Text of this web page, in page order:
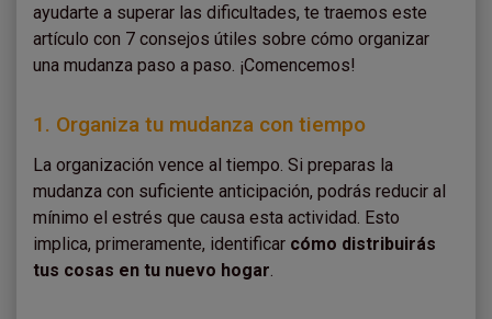
ayudarte a superar las dificultades, te traemos este
artículo con 7 consejos útiles sobre cómo organizar
una mudanza paso a paso. ¡Comencemos!
1. Organiza tu mudanza con tiempo
La organización vence al tiempo. Si preparas la
mudanza con suficiente anticipación, podrás reducir al
mínimo el estrés que causa esta actividad. Esto
implica, primeramente, identificar cómo distribuirás
tus cosas en tu nuevo hogar